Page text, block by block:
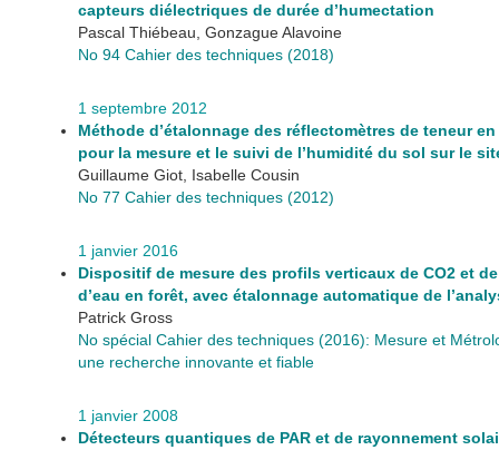
capteurs diélectriques de durée d’humectation
Pascal Thiébeau, Gonzague Alavoine
No 94 Cahier des techniques (2018)
1 septembre 2012
Méthode d’étalonnage des réflectomètres de teneur en
pour la mesure et le suivi de l’humidité du sol sur le
Guillaume Giot, Isabelle Cousin
No 77 Cahier des techniques (2012)
1 janvier 2016
Dispositif de mesure des profils verticaux de CO2 et
d’eau en forêt, avec étalonnage automatique de
Patrick Gross
No spécial Cahier des techniques (2016): Mesure et
une recherche innovante et fiable
1 janvier 2008
Détecteurs quantiques de PAR et de rayonnement